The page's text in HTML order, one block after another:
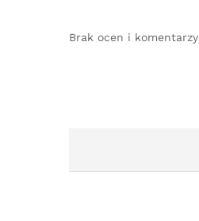
Brak ocen i komentarzy